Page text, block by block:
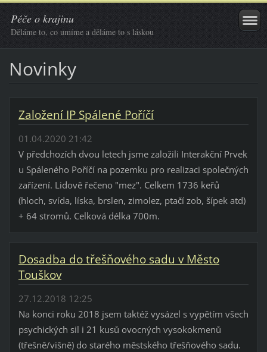
Péče o krajinu
Děláme to, co umíme a děláme to s láskou
Novinky
Založení IP Spálené Poříčí
01.04.2020 21:42
V předchozích dvou letech jsme založili Interakční Prvek
u Spáleného Poříčí na pozemku pro realizaci společných
zařízení. Lidově řečeno "mez". Celkem 1736 keřů
(hloch, svída, líska, brslen, zimolez, ptačí zob, šípek atd)
+ 64 stromů. Celková délka 700m.
Dosadba do třešňového sadu v Město
Touškov
27.12.2018 12:25
Na konci roku 2018 jsem taktéž vysázel s vypětím všech
psychických sil i 21 kusů ovocných vysokokmenů
(třešně/višně) do starého městského třešňového sadu.